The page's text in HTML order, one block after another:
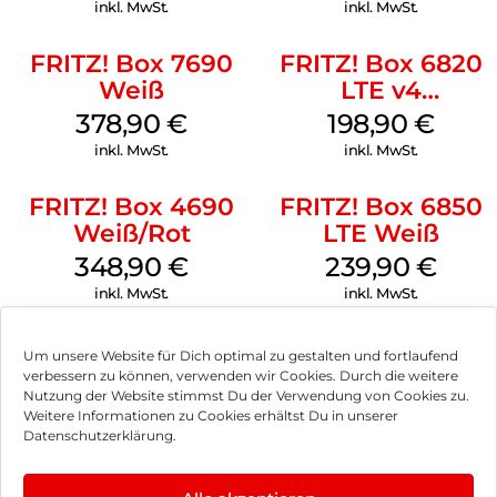
Um unsere Website für Dich optimal zu gestalten und fortlaufend
verbessern zu können, verwenden wir Cookies. Durch die weitere
Nutzung der Website stimmst Du der Verwendung von Cookies zu.
Weitere Informationen zu Cookies erhältst Du in unserer
Datenschutzerklärung.
inkl. MwSt. inkl. MwSt.
FRITZ! Box 7690
Weiß
378,90€
inkl. MwSt.
FRITZ! Box 6820
LTE v4
Weiß
198,90€
inkl. MwSt.
FRITZ! Box 4690
Weiß/Rot
348,90€
inkl. MwSt.
FRITZ! Box 6850
LTE Weiß
239,90€
inkl. MwSt.
Impressum